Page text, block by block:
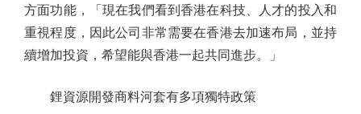
方面功能，「現在我們看到香港在科技、人才的投入和
重視程度，因此公司非常需要在香港去加速布局，並持
續增加投資，希望能與香港一起共同進步。」
鋰資源開發商料河套有多項獨特政策